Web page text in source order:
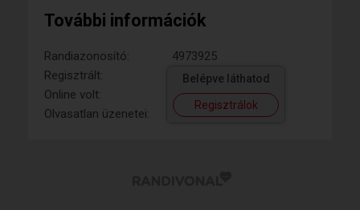
További információk
Randiazonosító:
4973925
Regisztrált:
Online volt:
Olvasatlan üzenetei:
Belépve láthatod
Regisztrálok